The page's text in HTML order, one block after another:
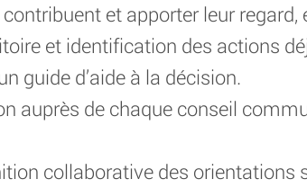
et apporter leur regard,
et identification des actions
guide d’aide à la décision.
auprès de chaque conseil
collaborative des orientations